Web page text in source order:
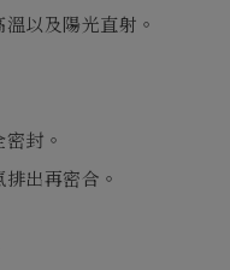
以及陽光直射。
封。
出再密合。